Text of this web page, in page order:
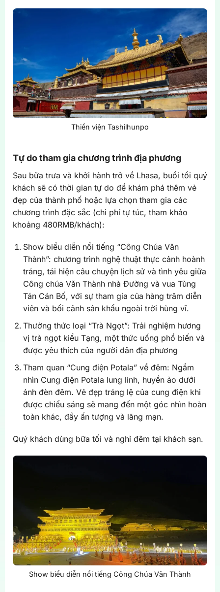
Thiền viện Tashilhunpo
Tự do tham gia chương trình địa phương
Sau bữa trưa và khởi hành trở về Lhasa, buổi tối quý
khách sẽ có thời gian tự do để khám phá thêm vẻ
đẹp của thành phố hoặc lựa chọn tham gia các
chương trình đặc sắc (chi phí tự túc, tham khảo
khoảng 480RMB/khách):
Show biểu diễn nổi tiếng “Công Chúa Văn
Thành”: chương trình nghệ thuật thực cảnh hoành
tráng, tái hiện câu chuyện lịch sử và tình yêu giữa
Công chúa Văn Thành nhà Đường và vua Tùng
Tán Cán Bố, với sự tham gia của hàng trăm diễn
viên và bối cảnh sân khấu ngoài trời hùng vĩ.
Thưởng thức loại “Trà Ngọt”: Trải nghiệm hương
vị trà ngọt kiểu Tạng, một thức uống phổ biến và
được yêu thích của người dân địa phương
Tham quan “Cung điện Potala” về đêm: Ngắm
nhìn Cung điện Potala lung linh, huyền ảo dưới
ánh đèn đêm. Vẻ đẹp tráng lệ của cung điện khi
được chiếu sáng sẽ mang đến một góc nhìn hoàn
toàn khác, đầy ấn tượng và lãng mạn.
Quý khách dùng bữa tối và nghỉ đêm tại khách sạn.
Show biểu diễn nổi tiếng Công Chúa Văn Thành